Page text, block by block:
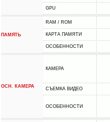
GPU
ПАМЯТЬ
RAM / ROM
КАРТА ПАМЯТИ
ОСОБЕННОСТИ
ОСН. КАМЕРА
КАМЕРА
СЪЕМКА ВИДЕО
ОСОБЕННОСТИ